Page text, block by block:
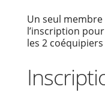
Un seul
l’inscription
les 2